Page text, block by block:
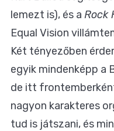
lemezt is), és a Rock
Equal Vision
Két tényezőben
egyik mindenképp a
de itt
nagyon karakteres
tud is játszani, és